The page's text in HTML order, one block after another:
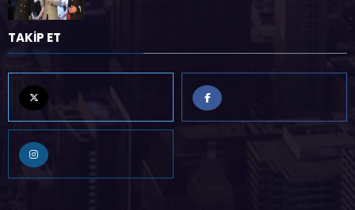
TAKİP ET